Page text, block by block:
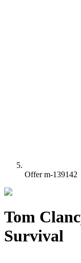
Offer m-139142
Tom
Survival